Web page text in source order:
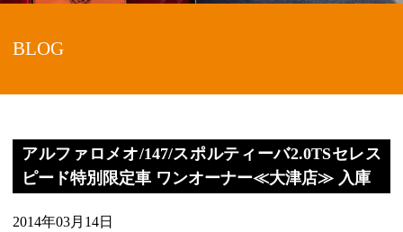
BLOG
アルファロメオ/147/スポルティーバ2.0TSセレス
ピード特別限定車 ワンオーナー≪大津店≫ 入庫
2014年03月14日